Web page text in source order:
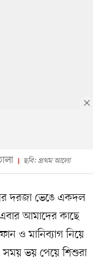
ছবি: প্রথম আলো
দরজা ভেঙে একদল
আমাদের কাছে
ও মানিব্যাগ নিয়ে
সময় ভয় পেয়ে শিশুরা